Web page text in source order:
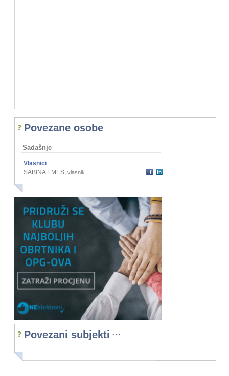
Povezane osobe
Sadašnje
Vlasnici
SABINA EMES, vlasnik
Povezani subjekti ...